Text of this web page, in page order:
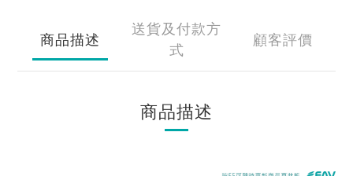
商品描述
送貨及付款方
式
顧客評價
商品描述